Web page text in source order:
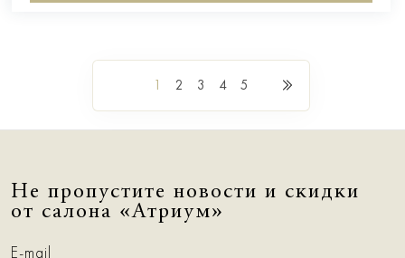
1 2 3 4 5
Не пропустите новости и скидки
от салона «Атриум»